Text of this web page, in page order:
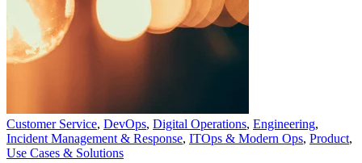
Customer Service, DevOps, Digital Operations, Engineering,
Incident Management & Response, ITOps & Modern Ops, Product,
Use Cases & Solutions